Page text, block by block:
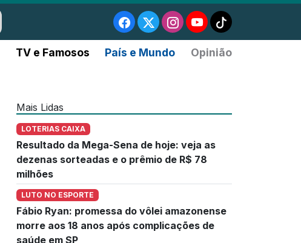
TV e Famosos País e Mundo Opinião
Mais Lidas
LOTERIAS CAIXA
Resultado da Mega-Sena de hoje: veja as
dezenas sorteadas e o prêmio de R$ 78
milhões
LUTO NO ESPORTE
Fábio Ryan: promessa do vôlei amazonense
morre aos 18 anos após complicações de
saúde em SP